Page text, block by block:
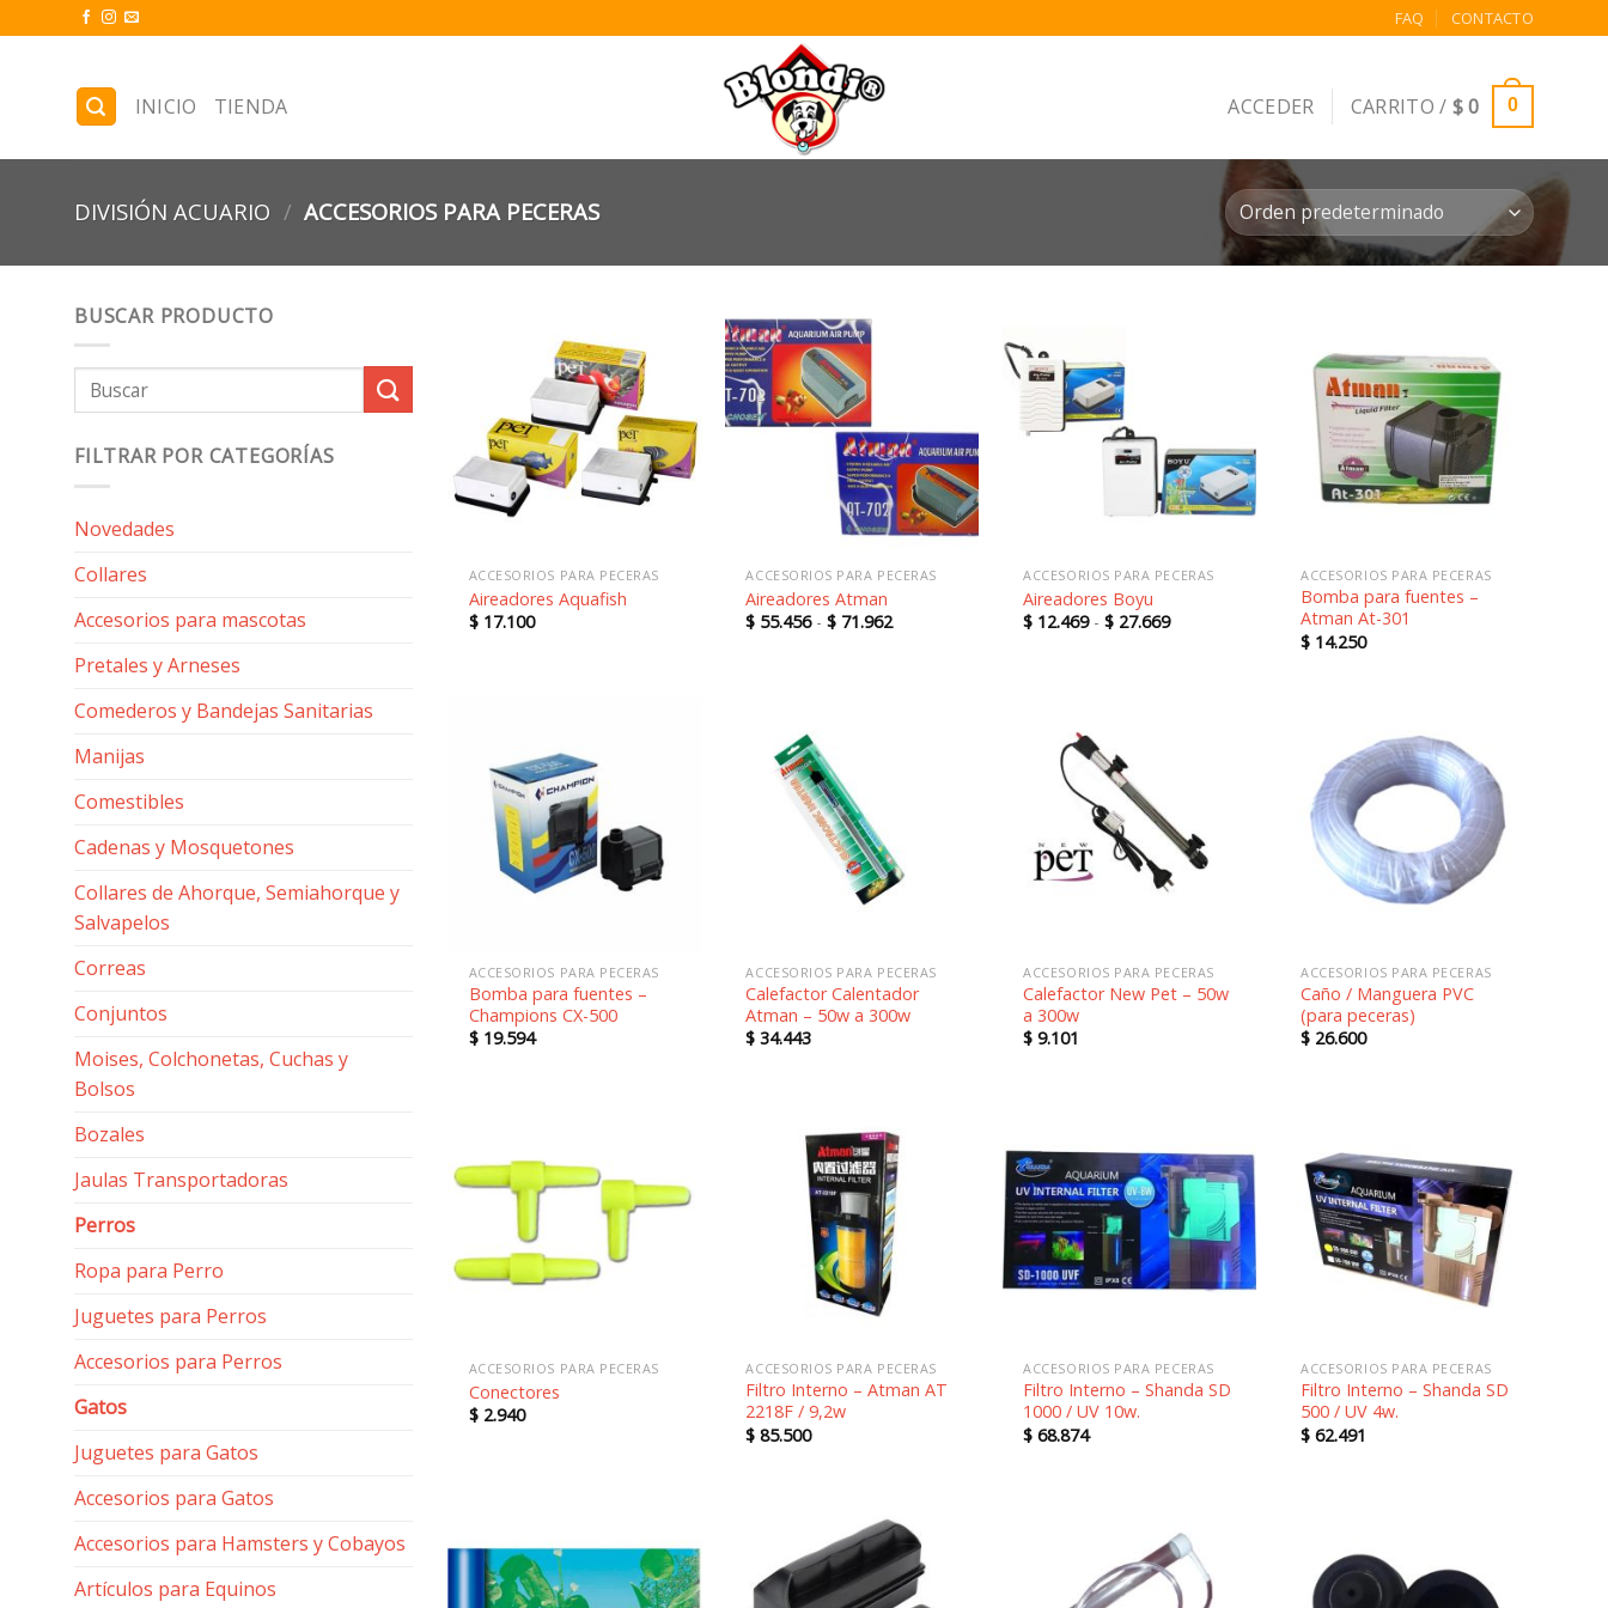
to
FAQ CONTACTO
INICIO TIENDA ACCEDER CARRITO / $0 0
DIVISIÓN ACUARIO / ACCESORIOS PARA PECERAS
BUSCAR PRODUCTO
Buscar
por:
FILTRAR POR CATEGORÍAS
Novedades
Collares
Accesorios para mascotas
Pretales y Arneses
Comederos y Bandejas Sanitarias
Manijas
Comestibles
Cadenas y Mosquetones
Collares de Ahorque, Semiahorque y
Salvapelos
Correas
Conjuntos
Moises, Colchonetas, Cuchas y
Bolsos
Bozales
Jaulas Transportadoras
Perros
Ropa para Perro
Juguetes para Perros
Accesorios para Perros
Gatos
Juguetes para Gatos
Accesorios para Gatos
Accesorios para Hamsters y Cobayos
Artículos para Equinos
Añadir
a la
lista de
deseos
ACCESORIOS PARA PECERAS
Aireadores Aquafish
$17.100
lista de
deseos
ACCESORIOS PARA PECERAS
Aireadores Atman
$ 55.456 - $ 71.962Rango
deseos
ACCESORIOS PARA PECERAS
Aireadores Boyu
$ 12.469 - $ 27.669Rango
Añadir
a la
lista de
deseos
ACCESORIOS PARA PECERAS
Bomba para fuentes –
Atman At-301
$ 14.250
lista de
deseos
ACCESORIOS PARA PECERAS
Bomba para fuentes –
Champions CX-500
$19.594
ACCESORIOS PARA PECERAS
Calefactor Calentador
Atman – 50w a 300w
$ 34.443
lista de
deseos
ACCESORIOS PARA PECERAS
Calefactor New Pet – 50w
a 300w
$ 9.101
Añadir
a la
lista de
deseos
ACCESORIOS PARA PECERAS
Caño / Manguera PVC
(para peceras)
$ 26.600
Añadir
ACCESORIOS PARA PECERAS
Conectores
$2.940
ACCESORIOS PARA PECERAS
Filtro Interno – Atman AT
2218F / 9,2w
$ 85.500
Añadir
a la
lista de
deseos
ACCESORIOS PARA PECERAS
Filtro Interno – Shanda SD
1000 / UV 10w.
$ 68.874
Añadir
a la
lista de
deseos
ACCESORIOS PARA PECERAS
Filtro Interno – Shanda SD
500 / UV 4w.
$ 62.491
Añadir
Añadir
Añadir
Añadir